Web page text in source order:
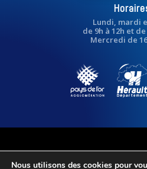
Lundi, mardi
de 9h à 12h et de
Mercredi de
Nous utilisons des cookies pour